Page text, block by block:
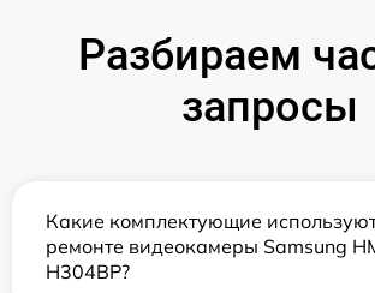
Разбираем
запросы
Какие комплектующие
ремонте видеокамеры Samsung
H304BP?